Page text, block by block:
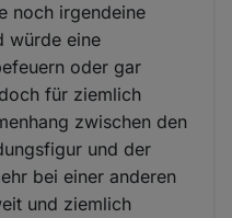
noch irgendeine
würde eine
oder gar
für ziemlich
zwischen den
und der
bei einer anderen
und ziemlich